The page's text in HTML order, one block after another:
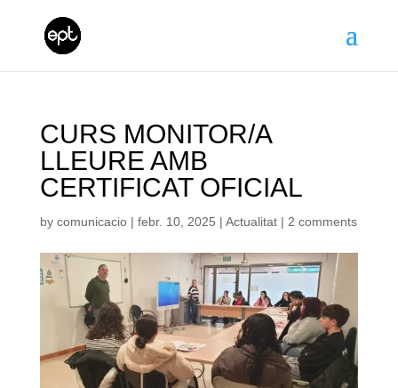
CURS MONITOR/A
LLEURE AMB
CERTIFICAT OFICIAL
by comunicacio| febr. 10, 2025 | Actualitat| 2 comments